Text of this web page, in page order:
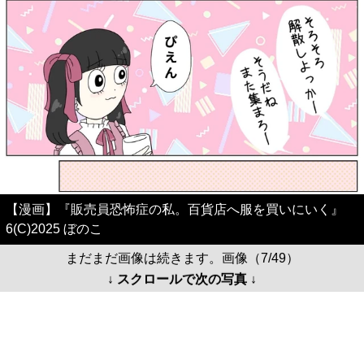
【漫画】『販売員恐怖症の私。百貨店へ服を買いにいく』
6(C)2025 ぼのこ
まだまだ画像は続きます。画像（7/49）
↓ スクロールで次の写真 ↓